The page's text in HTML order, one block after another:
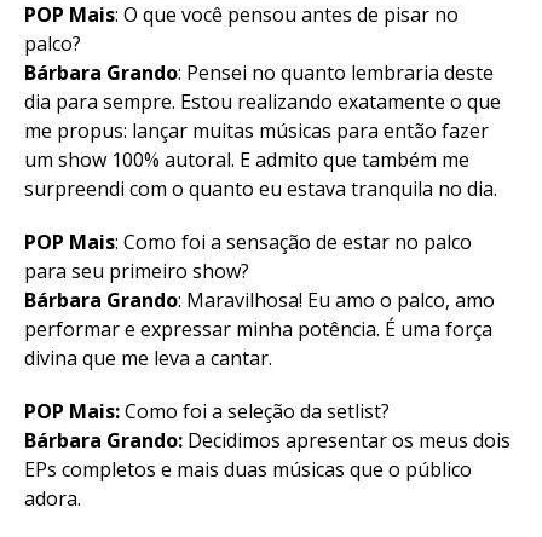
POP Mais: O que você pensou antes de pisar no
palco?
Bárbara Grando: Pensei no quanto lembraria deste
dia para sempre. Estou realizando exatamente o que
me propus: lançar muitas músicas para então fazer
um show 100% autoral. E admito que também me
surpreendi com o quanto eu estava tranquila no dia.
POP Mais: Como foi a sensação de estar no palco
para seu primeiro show?
Bárbara Grando: Maravilhosa! Eu amo o palco, amo
performar e expressar minha potência. É uma força
divina que me leva a cantar.
POP Mais:Como foi a seleção da setlist?
Bárbara Grando: Decidimos apresentar os meus dois
EPs completos e mais duas músicas que o público
adora.